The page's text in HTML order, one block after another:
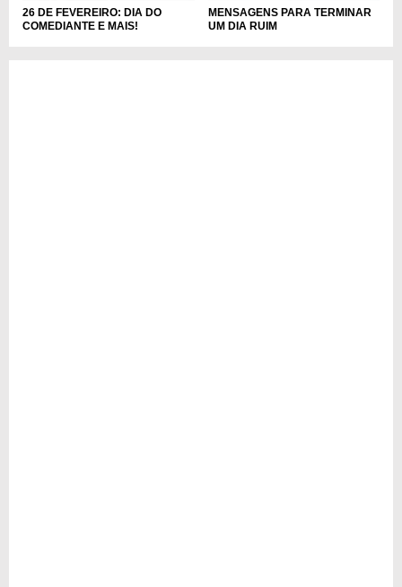
26 DE FEVEREIRO: DIA DO
COMEDIANTE E MAIS!
MENSAGENS PARA TERMINAR
UM DIA RUIM